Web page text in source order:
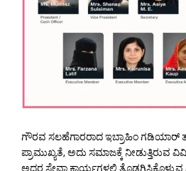
ಗೌರವ ಸಲಹೆಗಾರರಾದ ಇಬ್ರಾಹಿಂ ಗಡಿಯಾರ್
ಪ್ರಾಮುಖ್ಯತೆ, ಅದು ಸಮಾಜಕ್ಕೆ ನೀಡುತ್ತಿರುವ
ಅದರ ಸೇವಾ ಕಾರ್ಯಗಳಲ್ಲಿ ತೊಡಗಿಸಿಕೊಳ್ಳುವ